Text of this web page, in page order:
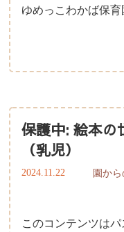
ゆめっこわかば保
保護中: 絵本の
（乳児）
2024.11.22 園か
このコンテンツは